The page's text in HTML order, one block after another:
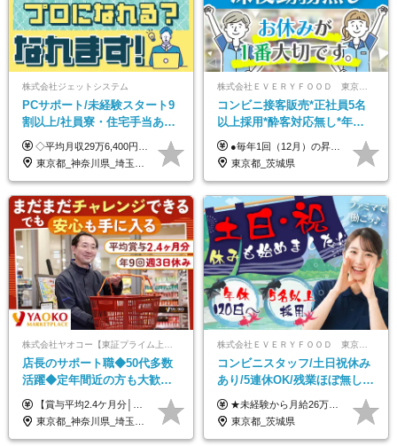
株式会社ジェットシステム
PCサポート/未経験スタート9
割以上/社員寮・住宅手当あり/
正社員デビューOK/20代～30
代活躍中/全国募集
◇平均月収29万6,400円(各種手当含む) ◇住宅手当⇒最大家賃の半額支給 ◇賞与年2回支給 ■月給22万5,000円以上＋地域手当＋時間外手当＋住宅手当＋家族手当 ※経験やスキルに応じて給与を決定します ※試用期間2ヶ月あり（期間内は時給1,060円以上となります） └地域により上がる可能性があり／例：東京都時給1,370円 └その他待遇に差異なし ＜モデル月収例＞ 1年目：296,400円 3年目：320,000円 【固定残業代について】 なし（残業代は、実際の労働時間に応じて別途全額支給）
東京都_神奈川県_埼玉県_千葉県_大阪府_愛知県_北海道_青森県_岩手県_宮城県_秋田県_山形県_福島県_茨城県_群馬県_新潟県_山梨県_長野県_富山県_石川県_静岡県_岐阜県_三重県_兵庫県_京都府_滋賀県_奈良県_和歌山県_広島県_岡山県_鳥取県_島根県_山口県_徳島県_香川県_愛媛県_高知県_福岡県_熊本県_佐賀県_長崎県_大分県_宮崎県_沖縄県
コンビニ接客販売*正社員5名
以上採用*酔客対応無し*年休
120日～*創業59年の安定基盤*
コンビニ経験者優遇
●毎年1回（12月）の昇給で給与にしっかり反映！ ●賞与年2回あり（6月・12月） 月給26万円＋賞与年2回＋交通費全額支給 役職の有無にかかわらず、日々の頑張りは正当に評価します！ リーダー・店長昇格後は等級に合わせて給与UP＋役職手当があるので、 納得感を持って働くことができます◎ ※経験・スキルを考慮の上、決定します ※上記金額には固定残業代（21時間分・3万7300円以上）を含みます。超過分は別途全額支給します ※試用期間3ヶ月間あり（期間中の給与・待遇に差異はありません）
東京都_茨城県
店長のサポート職◆50代多数
活躍◆定年間近の方も大歓
迎！◆出勤はお昼から◆平均
賞与2.4ヶ月分◆残業少なめ
【賞与平均2.4ケ月分│決算賞与も20年以上連続で支給中！】 ＜月収例＞ 月収29万円（地域限定正社員／残業代・各種手当含む） 月収26万円（契約社員／残業代・各種手当含む） ◆月給：月給258,400円～361,500円＋残業代＋各種手当 ※給与は前職での経験、スキルを考慮し、決定します ※残業代は全額支給します ※契約社員としてご入社いただく方は、賞与額に差異あり。詳細は面接でお話しします ※試用期間3ヶ月あり。条件に変更はありません ※契約社員の場合：契約期間12カ月（更新あり） ※60歳未満でご入社いただいた方も、60歳になったタイミングで雇用形態は契約社員に切り替えとなります。
東京都_神奈川県_埼玉県_千葉県_茨城県_栃木県_群馬県
コンビニスタッフ/土日祝休み
あり/5連休OK/残業ほぼ無し/
賞与年2回/トイレ掃除・夜勤
無し/面接1回
★未経験から月給26万円スタート！ ★毎年1回（12月）の昇給＋賞与（年2回）で給与にしっかり反映！ 月給26万円＋賞与年2回＋交通費全額支給 ※リーダー・店長昇格後は基本給2万円UP＋役職手当支給 ※経験・スキルを考慮の上、決定します ※上記金額には固定残業代（21時間分・3万7300円以上）を含みます。超過分は別途全額支給します ※試用期間3ヶ月間あり（期間中の給与・待遇に差異はありません）
東京都_茨城県